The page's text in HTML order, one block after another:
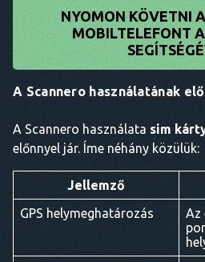
NYOMON KÖVETNI
MOBILTELEFONT
A Scannero használatának
A Scannero használata sim
előnnyel jár. Íme néhány közülük:
Jellemző
GPS helymeghatározás
Az